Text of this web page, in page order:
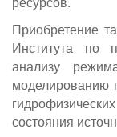
Приобретение
Института по
анализу
моделированию
состояния